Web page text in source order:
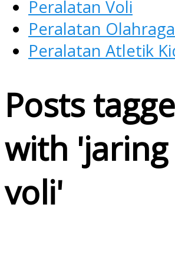
Peralatan Voli
Peralatan
Peralatan Atletik
Posts
with '
voli'